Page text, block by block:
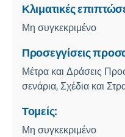
Κλιματικές
Μη συγκεκριμένο
Προσεγγίσεις
Μέτρα και Δράσεις
σενάρια, Σχέδια και
Τομείς:
Μη συγκεκριμένο